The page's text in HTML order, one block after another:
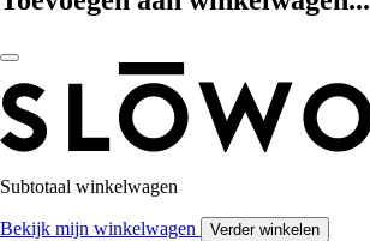
Subtotaal winkelwagen
Bekijk mijn winkelwagen Verder winkelen